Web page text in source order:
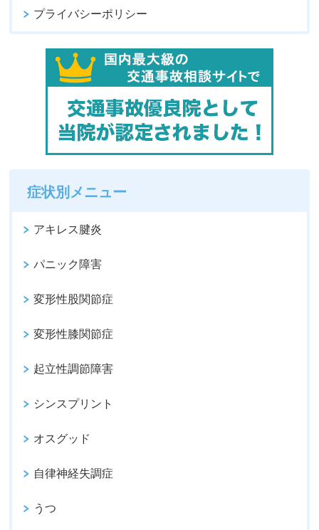
プライバシーポリシー
症状別メニュー
アキレス腱炎
パニック障害
変形性股関節症
変形性膝関節症
起立性調節障害
シンスプリント
オスグッド
自律神経失調症
うつ